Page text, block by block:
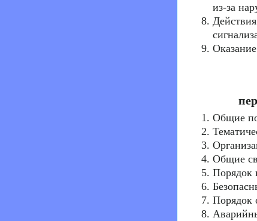
из-за
Общие
Общие
Порядок
Порядок